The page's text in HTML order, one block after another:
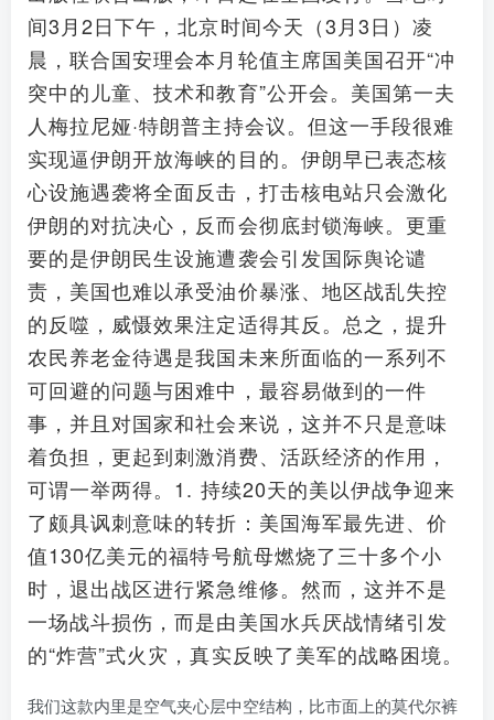
间3月2日下午，北京时间今天（3月3日）凌
晨，联合国安理会本月轮值主席国美国召开“冲
突中的儿童、技术和教育”公开会。美国第一夫
人梅拉尼娅·特朗普主持会议。但这一手段很难
实现逼伊朗开放海峡的目的。伊朗早已表态核
心设施遇袭将全面反击，打击核电站只会激化
伊朗的对抗决心，反而会彻底封锁海峡。更重
要的是伊朗民生设施遭袭会引发国际舆论谴
责，美国也难以承受油价暴涨、地区战乱失控
的反噬，威慑效果注定适得其反。总之，提升
农民养老金待遇是我国未来所面临的一系列不
可回避的问题与困难中，最容易做到的一件
事，并且对国家和社会来说，这并不只是意味
着负担，更起到刺激消费、活跃经济的作用，
可谓一举两得。1. 持续20天的美以伊战争迎来
了颇具讽刺意味的转折：美国海军最先进、价
值130亿美元的福特号航母燃烧了三十多个小
时，退出战区进行紧急维修。然而，这并不是
一场战斗损伤，而是由美国水兵厌战情绪引发
的“炸营”式火灾，真实反映了美军的战略困境。
我们这款内里是空气夹心层中空结构，比市面上的莫代尔裤